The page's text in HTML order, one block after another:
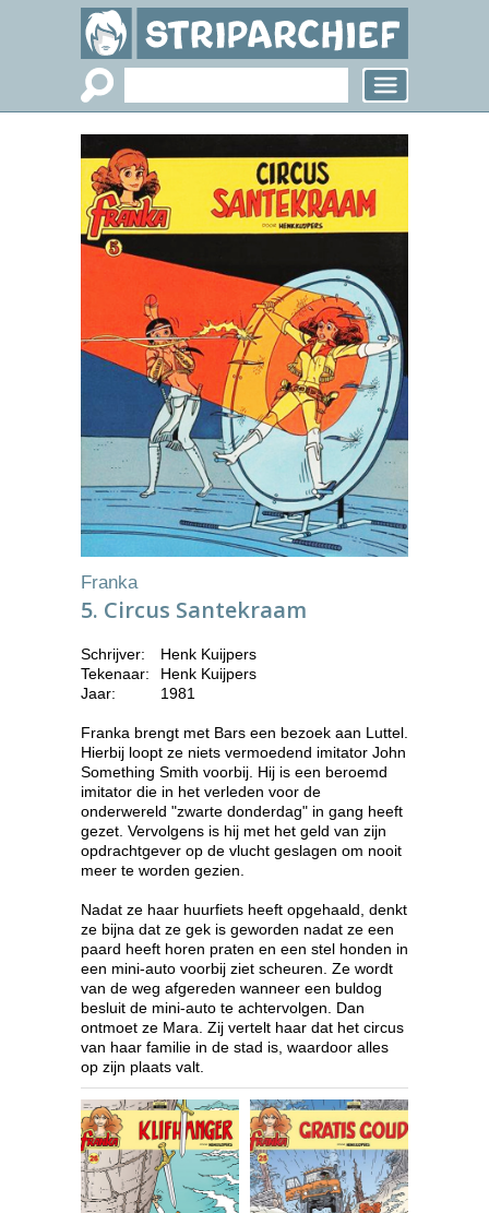
Franka
5. Circus Santekraam
Schrijver:
Henk Kuijpers
Tekenaar:
Henk Kuijpers
Jaar:
1981
Franka brengt met Bars een bezoek aan Luttel.
Hierbij loopt ze niets vermoedend imitator John
Something Smith voorbij. Hij is een beroemd
imitator die in het verleden voor de
onderwereld "zwarte donderdag" in gang heeft
gezet. Vervolgens is hij met het geld van zijn
opdrachtgever op de vlucht geslagen om nooit
meer te worden gezien.
Nadat ze haar huurfiets heeft opgehaald, denkt
ze bijna dat ze gek is geworden nadat ze een
paard heeft horen praten en een stel honden in
een mini-auto voorbij ziet scheuren. Ze wordt
van de weg afgereden wanneer een buldog
besluit de mini-auto te achtervolgen. Dan
ontmoet ze Mara. Zij vertelt haar dat het circus
van haar familie in de stad is, waardoor alles
op zijn plaats valt.